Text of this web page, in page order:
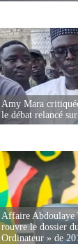
Amy Mara
le débat relancé
Affaire Abdoulaye
rouvre le dossier
Ordinateur » de